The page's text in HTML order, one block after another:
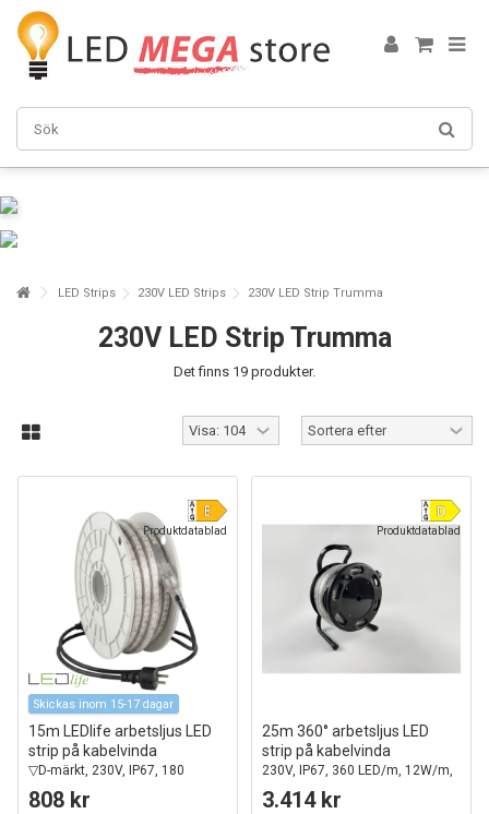
LED Strips 230V LED Strips 230V LED Strip Trumma
230V LED Strip Trumma
Det finns 19 produkter.
Produktdatablad
Skickas inom 15-17 dagar
15m LEDlife arbetsljus LED
strip på kabelvinda
▽D-märkt, 230V, IP67, 180
LED/m, 11W/m, 1100 lm/m
808 kr
Produktdatablad
25m 360° arbetsljus LED
strip på kabelvinda
230V, IP67, 360 LED/m, 12W/m,
1500 lm/m
3.414 kr